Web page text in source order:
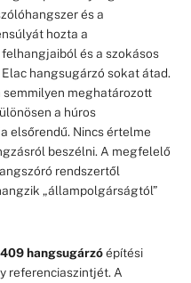
és a
hozta a
és a szokásos
hangsugárzó sokat átad.
semmilyen meghatározott
a húros
elsőrendű. Nincs értelme
beszélni. A megfelelő
rendszertől
„állampolgárságtól”
hangsugárzóépítési
referenciaszintjét. A